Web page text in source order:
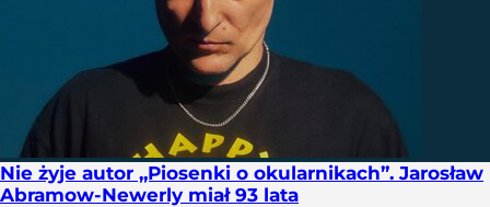
Nie żyje autor „Piosenki o okularnikach”. Jarosław
Abramow-Newerly miał 93 lata